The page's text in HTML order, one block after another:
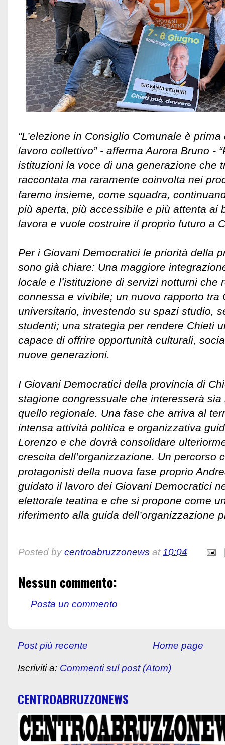
“L’elezione in Consiglio Comunale è
lavoro collettivo” - afferma Aurora Bruno -
istituzioni la voce di una generazione che
raccontata ma raramente coinvolta nei
faremo insieme, come squadra,
più aperta, più accessibile e più attenta ai
lavora e vuole costruire il proprio futuro a
Per i Giovani Democratici le priorità della
sono già chiare: Una maggiore
locale e l’istituzione di servizi notturni che
connessa e vivibile; un nuovo rapporto tra
universitario, investendo su spazi studio,
studenti; una strategia per rendere Chieti
capace di offrire opportunità culturali,
nuove generazioni.
I Giovani Democratici della provincia di
stagione congressuale che interesserà
quello regionale. Una fase che arriva al
intensa attività politica e organizzativa
Lorenzo e che dovrà consolidare
crescita dell’organizzazione. Un percorso
protagonisti della nuova fase proprio
guidato il lavoro dei Giovani Democratici
elettorale teatina e che si propone come
riferimento alla guida dell’organizzazione
Posted by centroabruzzonews at10:04
Nessun commento:
Posta un commento
Post più recente Home page
Iscriviti a: Commenti sul post (Atom)
CENTROABRUZZONEWS